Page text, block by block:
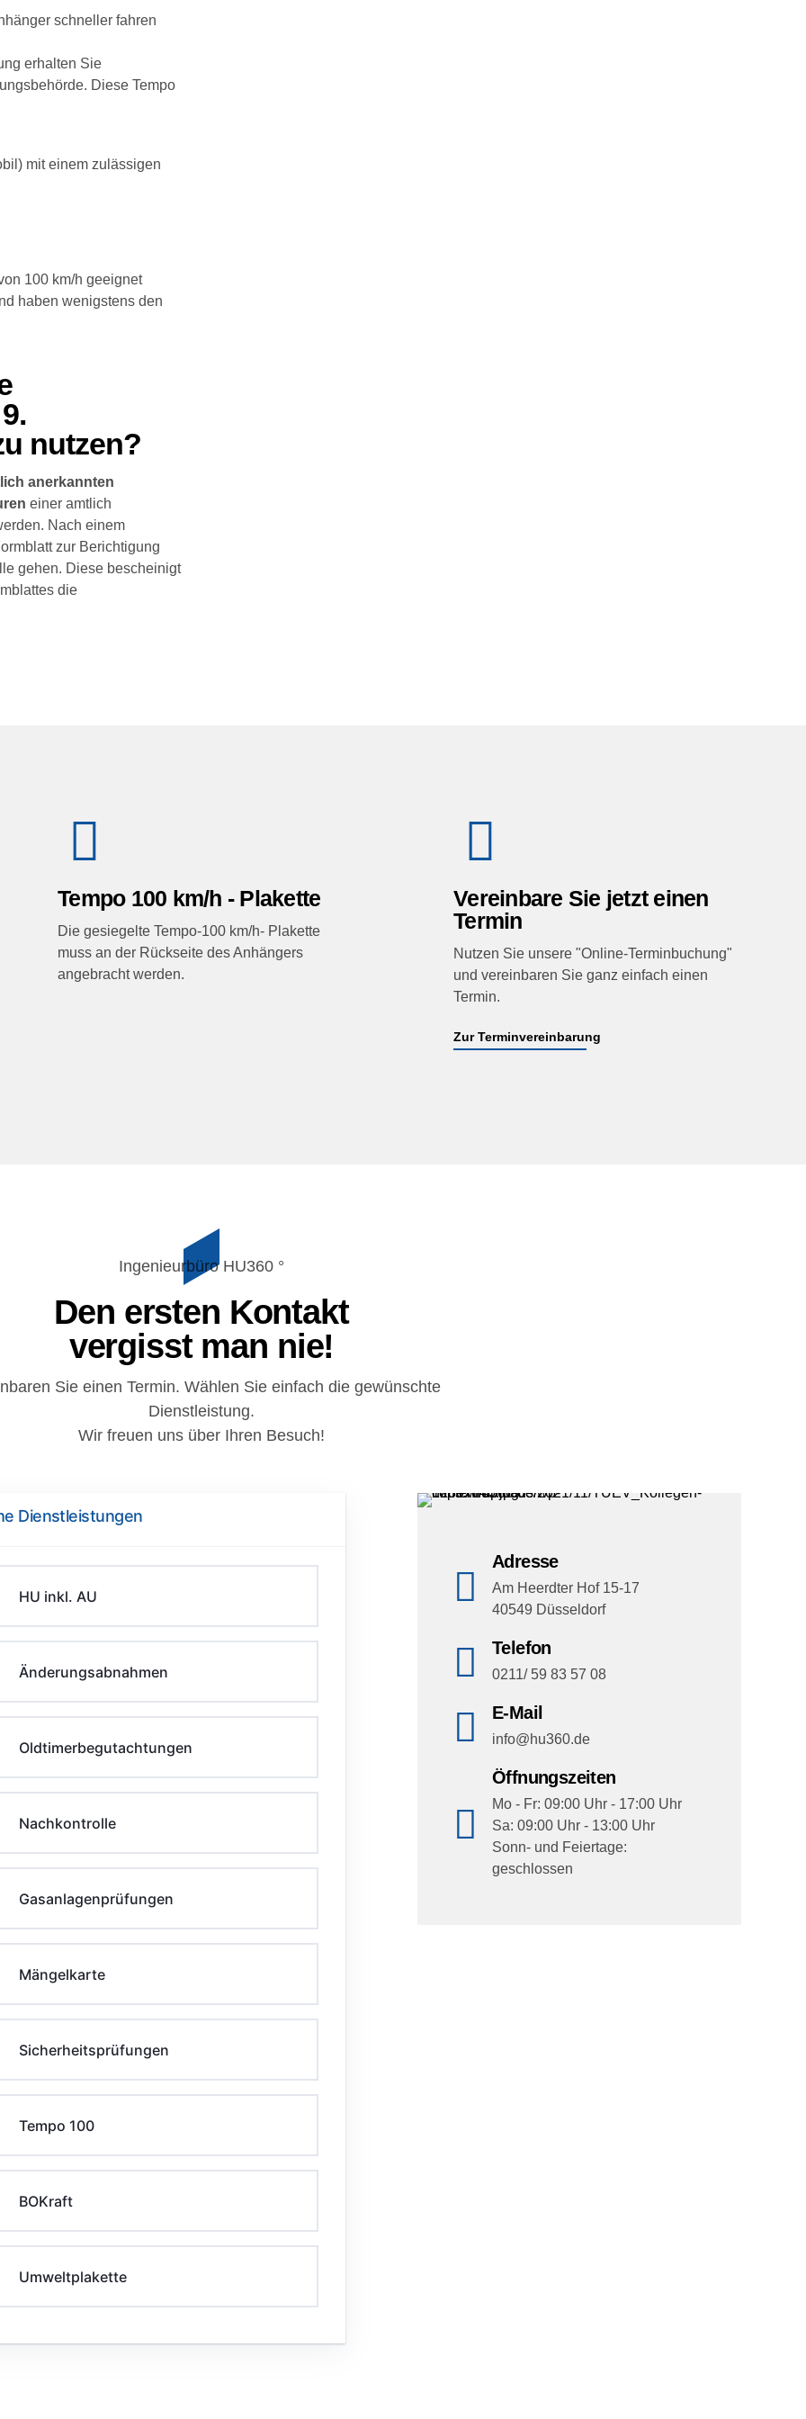
schneller fahren
erhalten Sie
Diese Tempo
mit einem zulässigen
100 km/h geeignet
haben wenigstens den
nutzen?
anerkannten
einer amtlich
Nach einem
zur Berichtigung
gehen. Diese bescheinigt
die
Tempo 100 km/h - Plakette
Die gesiegelte Tempo-100 km/h- Plakette
muss an der Rückseite des Anhängers
angebracht werden.
Vereinbare Sie jetzt einen
Termin
Nutzen Sie unsere "Online-Terminbuchung"
und vereinbaren Sie ganz einfach einen
Termin.
Zur Terminvereinbarung
Ingenieurbüro HU360 °
Den ersten Kontakt
vergisst man nie!
Sie einen Termin. Wählen Sie einfach die gewünschte
Dienstleistung.
Wir freuen uns über Ihren Besuch!
Dienstleistungen
HU inkl. AU
Änderungsabnahmen
Oldtimerbegutachtungen
Nachkontrolle
Gasanlagenprüfungen
Mängelkarte
Sicherheitsprüfungen
Tempo 100
BOKraft
Umweltplakette
Adresse
Am Heerdter Hof 15-17
40549 Düsseldorf
Telefon
0211/ 59 83 57 08
E-Mail
info@hu360.de
Öffnungszeiten
Mo - Fr: 09:00 Uhr - 17:00 Uhr
Sa: 09:00 Uhr - 13:00 Uhr
Sonn- und Feiertage:
geschlossen